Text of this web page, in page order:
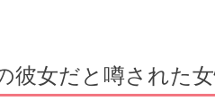
彼女だと噂された